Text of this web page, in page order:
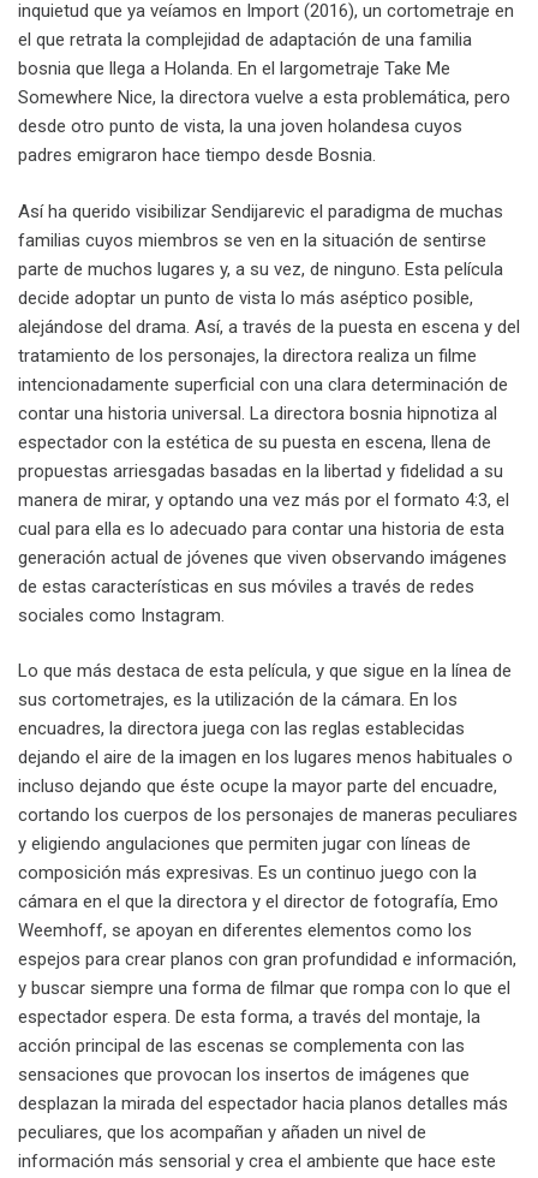
inquietud que ya veíamos en Import (2016), un cortometraje en
el que retrata la complejidad de adaptación de una familia
bosnia que llega a Holanda. En el largometraje Take Me
Somewhere Nice, la directora vuelve a esta problemática, pero
desde otro punto de vista, la una joven holandesa cuyos
padres emigraron hace tiempo desde Bosnia.
Así ha querido visibilizar Sendijarevic el paradigma de muchas
familias cuyos miembros se ven en la situación de sentirse
parte de muchos lugares y, a su vez, de ninguno. Esta película
decide adoptar un punto de vista lo más aséptico posible,
alejándose del drama. Así, a través de la puesta en escena y del
tratamiento de los personajes, la directora realiza un filme
intencionadamente superficial con una clara determinación de
contar una historia universal. La directora bosnia hipnotiza al
espectador con la estética de su puesta en escena, llena de
propuestas arriesgadas basadas en la libertad y fidelidad a su
manera de mirar, y optando una vez más por el formato 4:3, el
cual para ella es lo adecuado para contar una historia de esta
generación actual de jóvenes que viven observando imágenes
de estas características en sus móviles a través de redes
sociales como Instagram.
Lo que más destaca de esta película, y que sigue en la línea de
sus cortometrajes, es la utilización de la cámara. En los
encuadres, la directora juega con las reglas establecidas
dejando el aire de la imagen en los lugares menos habituales o
incluso dejando que éste ocupe la mayor parte del encuadre,
cortando los cuerpos de los personajes de maneras peculiares
y eligiendo angulaciones que permiten jugar con líneas de
composición más expresivas. Es un continuo juego con la
cámara en el que la directora y el director de fotografía, Emo
Weemhoff, se apoyan en diferentes elementos como los
espejos para crear planos con gran profundidad e información,
y buscar siempre una forma de filmar que rompa con lo que el
espectador espera. De esta forma, a través del montaje, la
acción principal de las escenas se complementa con las
sensaciones que provocan los insertos de imágenes que
desplazan la mirada del espectador hacia planos detalles más
peculiares, que los acompañan y añaden un nivel de
información más sensorial y crea el ambiente que hace este